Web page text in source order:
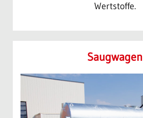
Wertstoffe.
Saug­wagen